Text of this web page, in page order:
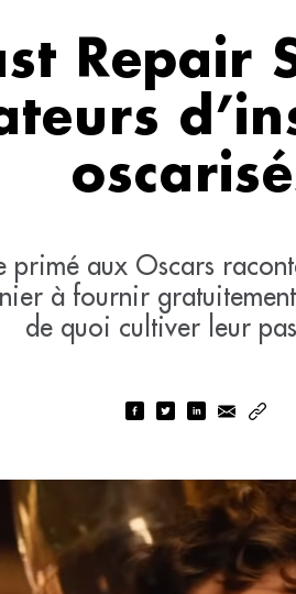
Repair
primé aux Oscars
à fournir
de quoi cultiver leur